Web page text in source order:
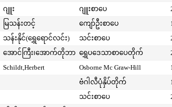
ဂျူး ဂျူးစာပေ
မြသန်းတင့် ကျော်ဦးစာပေ
သန်းနိုင်(ရွှေရောင်လင်း) သင်းစာပေ
အောင်ကြီး၊အောက်တိုဘာ ရွှေပဒေသာစာပေတိုက်
Schildt,Herbert Osborne Mc Graw-Hill
ဗံဂါလီပုံနှိပ်တိုက်
သင်းစာပေ